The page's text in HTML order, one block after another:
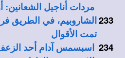
233
مردات أناجيل
الشاروبيم، في الطريق
تمت الأقوال
234 اسبسمس آدام أحد